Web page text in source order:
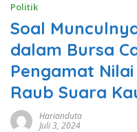
Politik
Soal
dalam Bursa
Pengamat
Raub Suara
Harianduta
Juli 3, 2024